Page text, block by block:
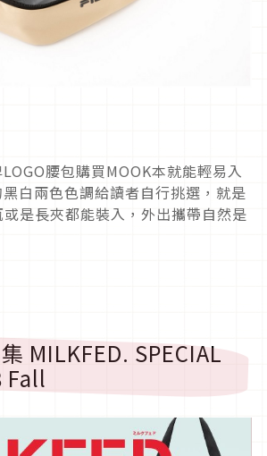
腰包購買MOOK本就能輕易入
白兩色色調給讀者自行挑選，就是
是長夾都能裝入，外出攜帶自然是
MILKFED. SPECIAL
Fall